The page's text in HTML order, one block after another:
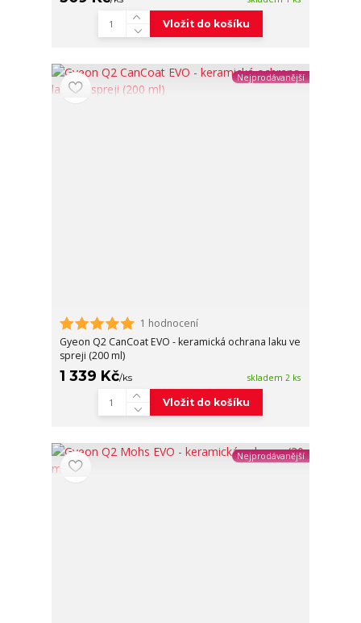
Vložit do košíku
Nejprodávanější
1 hodnocení
Gyeon Q2 CanCoat EVO - keramická ochrana laku ve
spreji (200 ml)
1 339 Kč/ks skladem 2 ks
Vložit do košíku
Nejprodávanější